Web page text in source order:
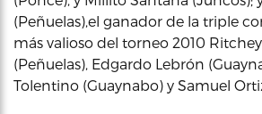
(Peñuelas),el ganador de la triple
más valioso del torneo 2010
(Peñuelas), Edgardo Lebrón
Tolentino (Guaynabo) y Samuel